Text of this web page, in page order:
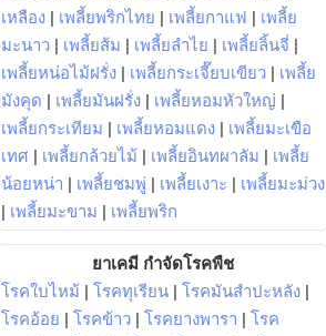
เหลือง | เพลี้ยพริกไทย | เพลี้ยกาแฟ | เพลี้ย
มะนาว | เพลี้ยส้ม | เพลี้ยลำไย | เพลี้ยลิ้นจี่ |
เพลี้ยหน่อไม้ฝรั่ง | เพลี้ยกระเจี๊ยบเขียว | เพลี้ย
มังคุด | เพลี้ยมันฝรั่ง | เพลี้ยหอมหัวใหญ่ |
เพลี้ยกระเทียม | เพลี้ยหอมแดง | เพลี้ยมะเขือ
เทศ | เพลี้ยกล้วยไม้ | เพลี้ยอินทผาลัม | เพลี้ย
น้อยหน่า | เพลี้ยชมพู่ | เพลี้ยเงาะ | เพลี้ยมะม่วง
| เพลี้ยมะขาม | เพลี้ยพริก
ยาเคมี กำจัดโรคพืช
โรคใบไหม้ | โรคทุเรียน | โรคมันสำปะหลัง |
โรคอ้อย | โรคข้าว | โรคยางพารา | โรค